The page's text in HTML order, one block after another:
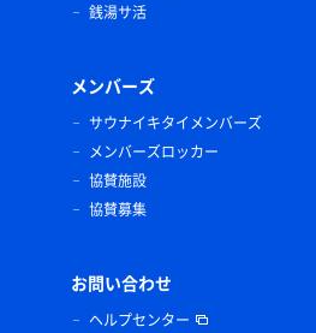
銭湯サ活
メンバーズ
サウナイキタイメンバーズ
メンバーズロッカー
協賛施設
協賛募集
お問い合わせ
ヘルプセンター